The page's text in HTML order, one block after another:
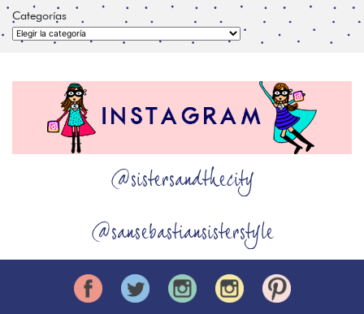
Categorías
Categorías
@sistersandthecity
@sansebastiansisterstyle